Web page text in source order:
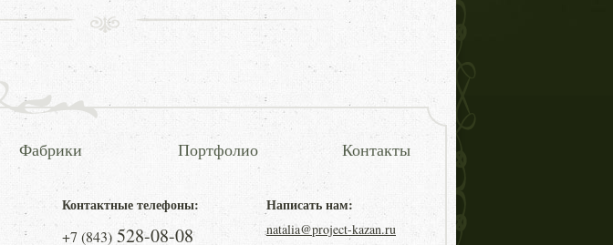
Фабрики Портфолио Контакты
Контактные телефоны:
+7 (843) 528-08-08
Написать нам:
natalia@project-kazan.ru